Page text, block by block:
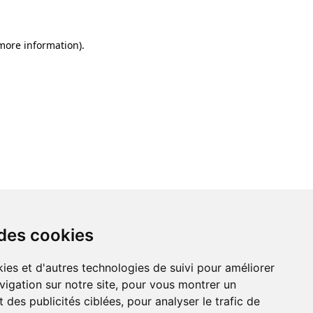
cookies
et d'autres technologies de suivi pour améliorer
sur notre site, pour vous montrer un
des publicités ciblées, pour analyser le trafic de
information).